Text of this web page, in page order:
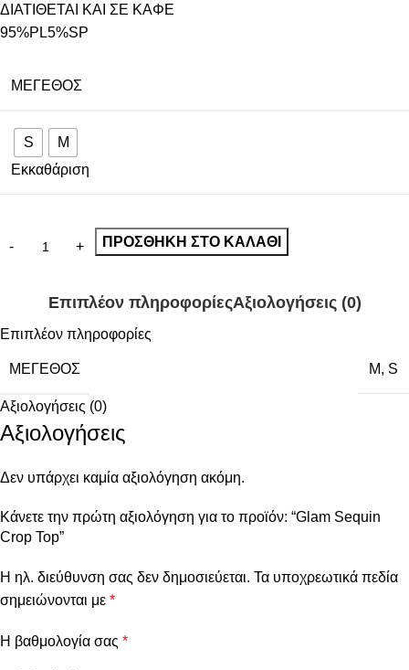
ΔΙΑΤΙΘΕΤΑΙ ΚΑΙ ΣΕ ΚΑΦΕ
95%PL5%SP
ΜΈΓΕΘΟΣ
S
M
Εκκαθάριση
ΠΡΟΣΘΉΚΗ ΣΤΟ ΚΑΛΆΘΙ
Επιπλέον πληροφορίεςΑξιολογήσεις (0)
Επιπλέον πληροφορίες
ΜΈΓΕΘΟΣ M, S
Αξιολογήσεις (0)
Αξιολογήσεις
Δεν υπάρχει καμία αξιολόγηση ακόμη.
Κάνετε την πρώτη αξιολόγηση για το προϊόν: “Glam Sequin
Crop Top”
Η ηλ. διεύθυνση σας δεν δημοσιεύεται. Τα υποχρεωτικά πεδία
σημειώνονται με *
Η βαθμολογία σας *